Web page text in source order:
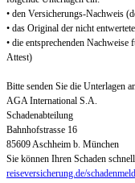
• den Versicherungs-Nachweis
• das Original der nicht
• die entsprechenden
Attest)
Bitte senden Sie die Unterlagen
AGA International S.A.
Schadenabteilung
Bahnhofstrasse 16
85609 Aschheim b. München
Sie können Ihren Schaden
reiseversicherung.de/